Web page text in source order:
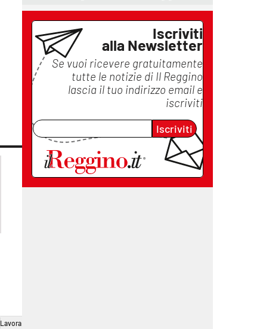
Iscriviti
alla Newsletter
Se vuoi ricevere gratuitamente
tutte le notizie di Il Reggino
lascia il tuo indirizzo email e
iscriviti
Iscriviti
lacplay.it
lactv.it
laconair.it
lacitymag.it
lacapitalenews.it
cosenzachannel.it
Lavora con noi